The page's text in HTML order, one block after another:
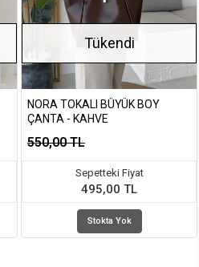
Tükendi
NORA TOKALI BÜYÜK BOY
ÇANTA - KAHVE
550,00 TL
Sepetteki Fiyat
495,00 TL
Stokta Yok